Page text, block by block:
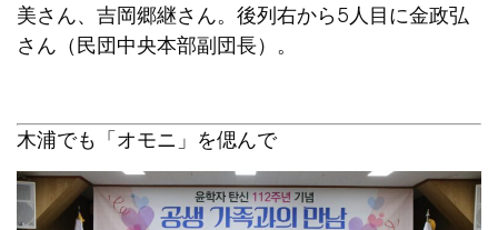
美さん、吉岡郷継さん。後列右から5人目に金政弘
さん（民団中央本部副団長）。
木浦でも「オモニ」を偲んで